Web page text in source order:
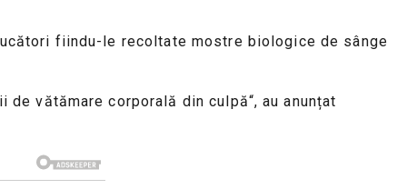
fiindu-le recoltate mostre biologice de sânge
vătămare corporală din culpă“, au anunțat